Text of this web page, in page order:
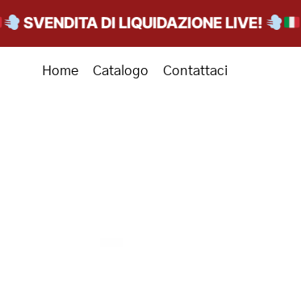
DI LIQUIDAZIONE LIVE!
Home Catalogo Contattaci